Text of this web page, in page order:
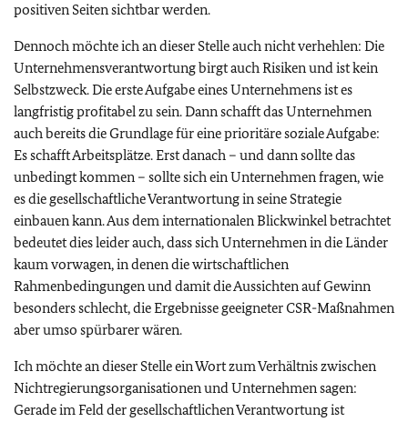
positiven Seiten sichtbar werden.
Dennoch möchte ich an dieser Stelle auch nicht verhehlen: Die
Unternehmensverantwortung birgt auch Risiken und ist kein
Selbstzweck. Die erste Aufgabe eines Unternehmens ist es
langfristig profitabel zu sein. Dann schafft das Unternehmen
auch bereits die Grundlage für eine prioritäre soziale Aufgabe:
Es schafft Arbeitsplätze. Erst danach – und dann sollte das
unbedingt kommen – sollte sich ein Unternehmen fragen, wie
es die gesellschaftliche Verantwortung in seine Strategie
einbauen kann. Aus dem internationalen Blickwinkel betrachtet
bedeutet dies leider auch, dass sich Unternehmen in die Länder
kaum vorwagen, in denen die wirtschaftlichen
Rahmenbedingungen und damit die Aussichten auf Gewinn
besonders schlecht, die Ergebnisse geeigneter CSR-Maßnahmen
aber umso spürbarer wären.
Ich möchte an dieser Stelle ein Wort zum Verhältnis zwischen
Nichtregierungsorganisationen und Unternehmen sagen:
Gerade im Feld der gesellschaftlichen Verantwortung ist